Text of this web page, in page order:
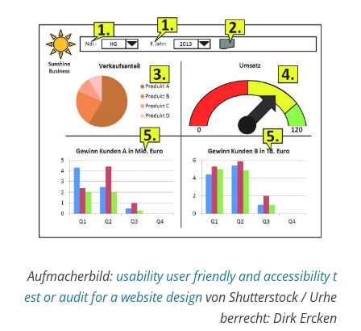
Aufmacherbild: usability user friendly and accessibility t
est or audit for a website designvon Shutterstock / Urhe
berrecht: Dirk Ercken